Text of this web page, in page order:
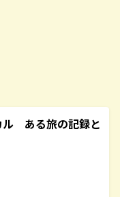
ル ある旅の記録と